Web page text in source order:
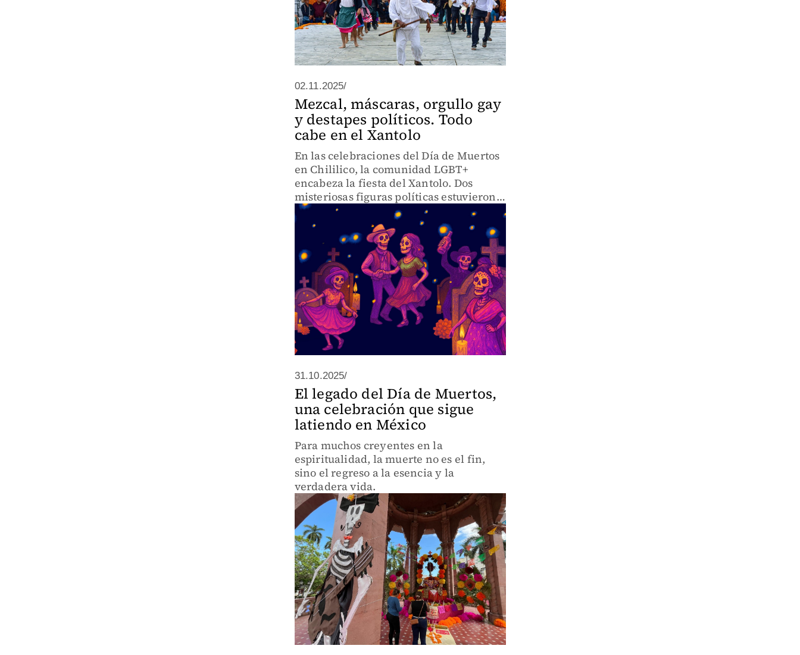
02.11.2025/
Mezcal, máscaras, orgullo gay
y destapes políticos. Todo
cabe en el Xantolo
En las celebraciones del Día de Muertos
en Chililico, la comunidad LGBT+
encabeza la fiesta del Xantolo. Dos
misteriosas figuras políticas estuvieron
ahí y burlaron a los demonios.
31.10.2025/
El legado del Día de Muertos,
una celebración que sigue
latiendo en México
Para muchos creyentes en la
espiritualidad, la muerte no es el fin,
sino el regreso a la esencia y la
verdadera vida.